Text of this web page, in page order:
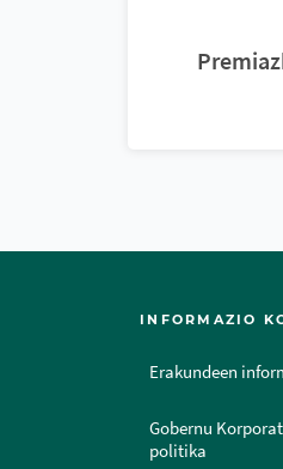
INFORMAZIO
Erakundeen
Gobernu
politika